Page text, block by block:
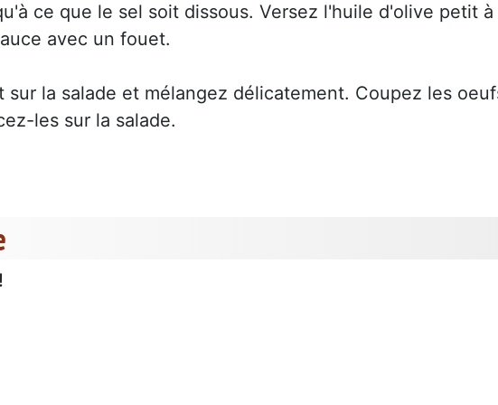
ce que le sel soit dissous. Versez l'huile d'olive petit à
avec un fouet.
sur la salade et mélangez délicatement. Coupez les
les sur la salade.